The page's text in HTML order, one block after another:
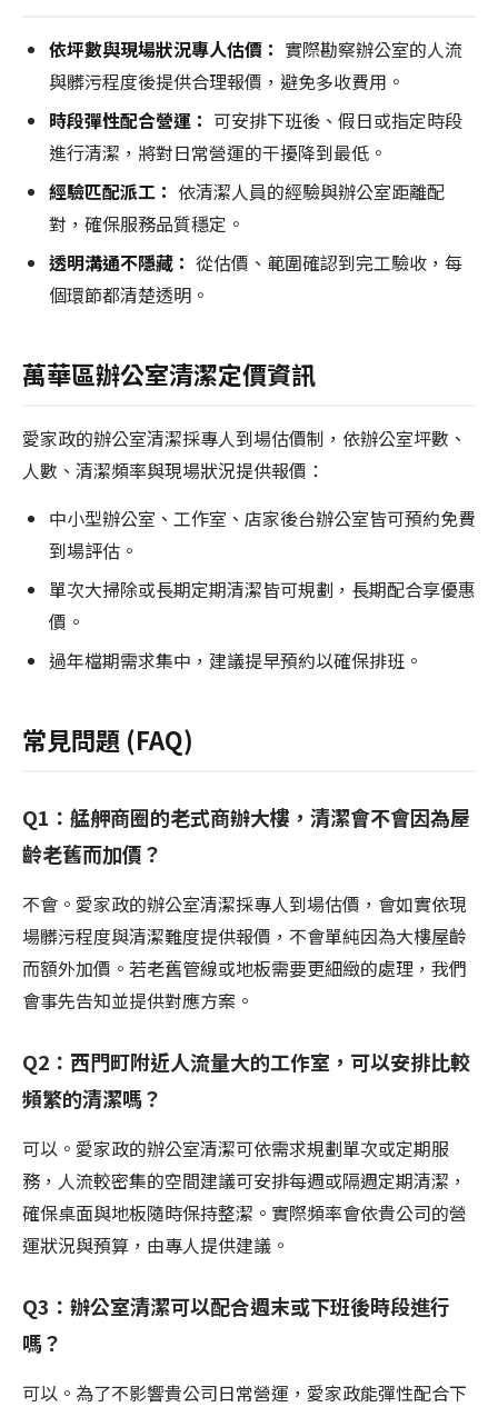
依坪數與現場狀況專人估價： 實際勘察辦公室的人流
與髒污程度後提供合理報價，避免多收費用。
時段彈性配合營運： 可安排下班後、假日或指定時段
進行清潔，將對日常營運的干擾降到最低。
經驗匹配派工： 依清潔人員的經驗與辦公室距離配
對，確保服務品質穩定。
透明溝通不隱藏： 從估價、範圍確認到完工驗收，每
個環節都清楚透明。
萬華區辦公室清潔定價資訊
愛家政的辦公室清潔採專人到場估價制，依辦公室坪數、
人數、清潔頻率與現場狀況提供報價：
中小型辦公室、工作室、店家後台辦公室皆可預約免費
到場評估。
單次大掃除或長期定期清潔皆可規劃，長期配合享優惠
價。
過年檔期需求集中，建議提早預約以確保排班。
常見問題 (FAQ)
Q1：艋舺商圈的老式商辦大樓，清潔會不會因為屋
齡老舊而加價？
不會。愛家政的辦公室清潔採專人到場估價，會如實依現
場髒污程度與清潔難度提供報價，不會單純因為大樓屋齡
而額外加價。若老舊管線或地板需要更細緻的處理，我們
會事先告知並提供對應方案。
Q2：西門町附近人流量大的工作室，可以安排比較
頻繁的清潔嗎？
可以。愛家政的辦公室清潔可依需求規劃單次或定期服
務，人流較密集的空間建議可安排每週或隔週定期清潔，
確保桌面與地板隨時保持整潔。實際頻率會依貴公司的營
運狀況與預算，由專人提供建議。
Q3：辦公室清潔可以配合週末或下班後時段進行
嗎？
可以。為了不影響貴公司日常營運，愛家政能彈性配合下